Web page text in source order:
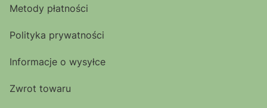
Metody płatności
Polityka prywatności
Informacje o wysyłce
Zwrot towaru